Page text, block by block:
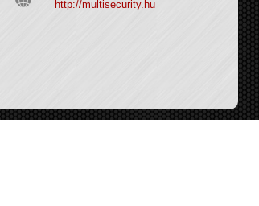
http://multisecurity.hu